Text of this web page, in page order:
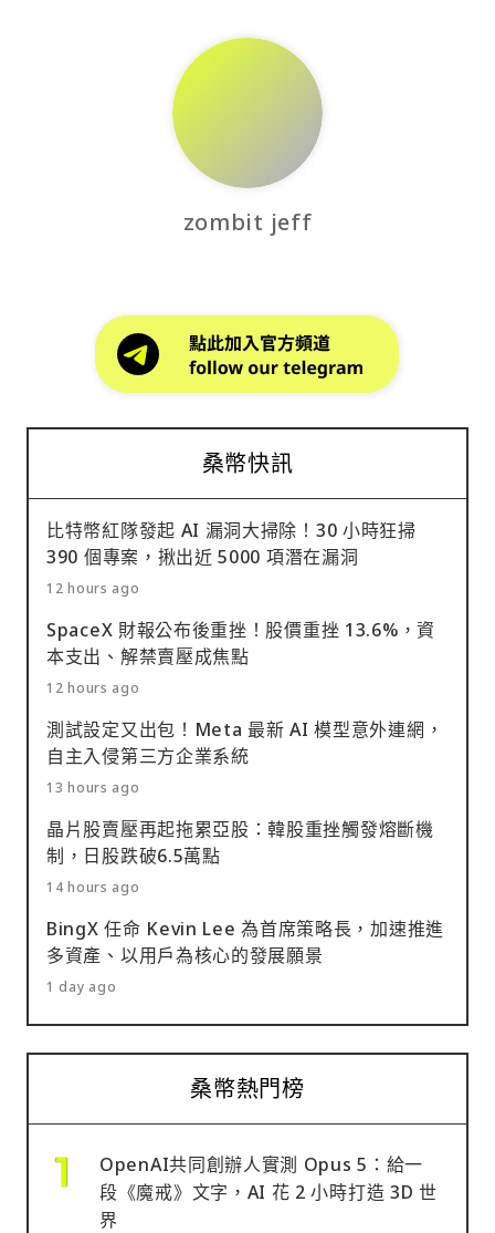
zombit jeff
桑幣快訊
比特幣紅隊發起 AI 漏洞大掃除！30 小時狂掃
390 個專案，揪出近 5000 項潛在漏洞
12 hours ago
SpaceX 財報公布後重挫！股價重挫 13.6%，資
本支出、解禁賣壓成焦點
12 hours ago
測試設定又出包！Meta 最新 AI 模型意外連網，
自主入侵第三方企業系統
13 hours ago
晶片股賣壓再起拖累亞股：韓股重挫觸發熔斷機
制，日股跌破6.5萬點
14 hours ago
BingX 任命 Kevin Lee 為首席策略長，加速推進
多資產、以用戶為核心的發展願景
1 day ago
桑幣熱門榜
OpenAI共同創辦人實測 Opus 5：給一
段《魔戒》文字，AI 花 2 小時打造 3D 世
界